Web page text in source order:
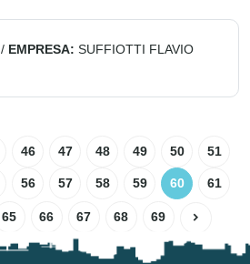
/ EMPRESA: SUFFIOTTI FLAVIO
46 47 48 49 50 51
56 57 58 59 60 61
65 66 67 68 69